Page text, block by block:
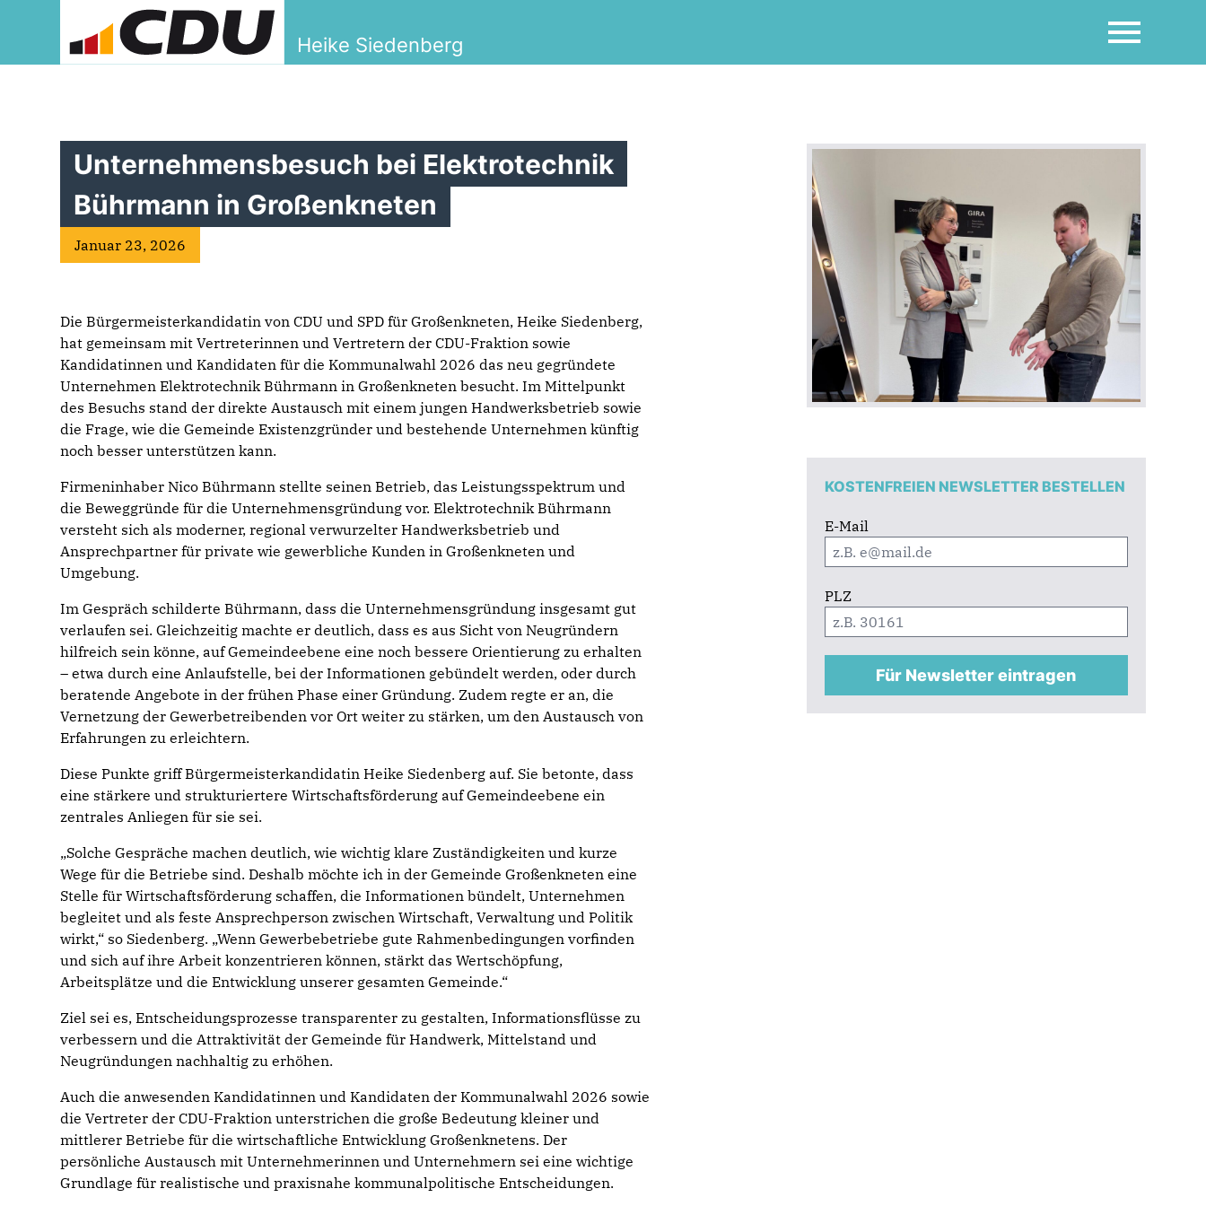
Heike Siedenberg
KOSTENFREIEN NEWSLETTER BESTELLEN
E-Mail
PLZ
Für Newsletter eintragen
Unternehmensbesuch bei Elektrotechnik
Bührmann in Großenkneten
Januar 23, 2026
Die Bürgermeisterkandidatin von CDU und SPD für Großenkneten, Heike Siedenberg,
hat gemeinsam mit Vertreterinnen und Vertretern der CDU-Fraktion sowie
Kandidatinnen und Kandidaten für die Kommunalwahl 2026 das neu gegründete
Unternehmen Elektrotechnik Bührmann in Großenkneten besucht. Im Mittelpunkt
des Besuchs stand der direkte Austausch mit einem jungen Handwerksbetrieb sowie
die Frage, wie die Gemeinde Existenzgründer und bestehende Unternehmen künftig
noch besser unterstützen kann.
Firmeninhaber Nico Bührmann stellte seinen Betrieb, das Leistungsspektrum und
die Beweggründe für die Unternehmensgründung vor. Elektrotechnik Bührmann
versteht sich als moderner, regional verwurzelter Handwerksbetrieb und
Ansprechpartner für private wie gewerbliche Kunden in Großenkneten und
Umgebung.
Im Gespräch schilderte Bührmann, dass die Unternehmensgründung insgesamt gut
verlaufen sei. Gleichzeitig machte er deutlich, dass es aus Sicht von Neugründern
hilfreich sein könne, auf Gemeindeebene eine noch bessere Orientierung zu erhalten
– etwa durch eine Anlaufstelle, bei der Informationen gebündelt werden, oder durch
beratende Angebote in der frühen Phase einer Gründung. Zudem regte er an, die
Vernetzung der Gewerbetreibenden vor Ort weiter zu stärken, um den Austausch von
Erfahrungen zu erleichtern.
Diese Punkte griff Bürgermeisterkandidatin Heike Siedenberg auf. Sie betonte, dass
eine stärkere und strukturiertere Wirtschaftsförderung auf Gemeindeebene ein
zentrales Anliegen für sie sei.
„Solche Gespräche machen deutlich, wie wichtig klare Zuständigkeiten und kurze
Wege für die Betriebe sind. Deshalb möchte ich in der Gemeinde Großenkneten eine
Stelle für Wirtschaftsförderung schaffen, die Informationen bündelt, Unternehmen
begleitet und als feste Ansprechperson zwischen Wirtschaft, Verwaltung und Politik
wirkt,“ so Siedenberg. „Wenn Gewerbebetriebe gute Rahmenbedingungen vorfinden
und sich auf ihre Arbeit konzentrieren können, stärkt das Wertschöpfung,
Arbeitsplätze und die Entwicklung unserer gesamten Gemeinde.“
Ziel sei es, Entscheidungsprozesse transparenter zu gestalten, Informationsflüsse zu
verbessern und die Attraktivität der Gemeinde für Handwerk, Mittelstand und
Neugründungen nachhaltig zu erhöhen.
Auch die anwesenden Kandidatinnen und Kandidaten der Kommunalwahl 2026 sowie
die Vertreter der CDU-Fraktion unterstrichen die große Bedeutung kleiner und
mittlerer Betriebe für die wirtschaftliche Entwicklung Großenknetens. Der
persönliche Austausch mit Unternehmerinnen und Unternehmern sei eine wichtige
Grundlage für realistische und praxisnahe kommunalpolitische Entscheidungen.